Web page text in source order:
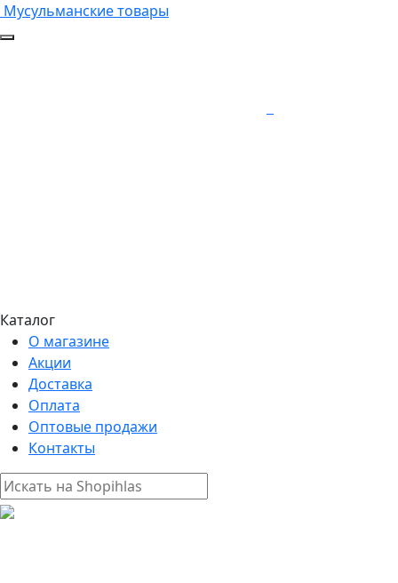
Мусульманские товары
Каталог
О магазине
Акции
Доставка
Оплата
Оптовые продажи
Контакты